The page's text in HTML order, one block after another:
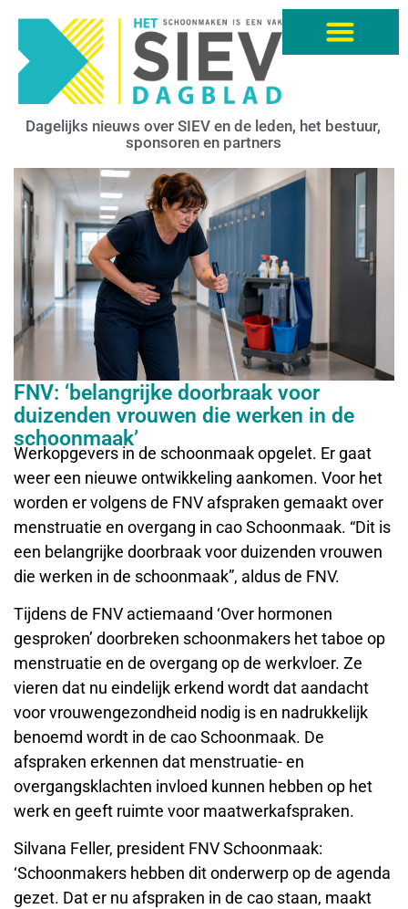
Dagelijks nieuws over SIEV en de leden, het bestuur,
sponsoren en partners
FNV: ‘belangrijke doorbraak voor
duizenden vrouwen die werken in de
schoonmaak’
Werkopgevers in de schoonmaak opgelet. Er gaat
weer een nieuwe ontwikkeling aankomen. Voor het
worden er volgens de FNV afspraken gemaakt over
menstruatie en overgang in cao Schoonmaak. “Dit is
een belangrijke doorbraak voor duizenden vrouwen
die werken in de schoonmaak”, aldus de FNV.
Tijdens de FNV actiemaand ‘Over hormonen
gesproken’ doorbreken schoonmakers het taboe op
menstruatie en de overgang op de werkvloer. Ze
vieren dat nu eindelijk erkend wordt dat aandacht
voor vrouwengezondheid nodig is en nadrukkelijk
benoemd wordt in de cao Schoonmaak. De
afspraken erkennen dat menstruatie- en
overgangsklachten invloed kunnen hebben op het
werk en geeft ruimte voor maatwerkafspraken.
Silvana Feller, president FNV Schoonmaak:
‘Schoonmakers hebben dit onderwerp op de agenda
gezet. Dat er nu afspraken in de cao staan, maakt